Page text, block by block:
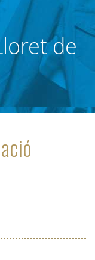
de